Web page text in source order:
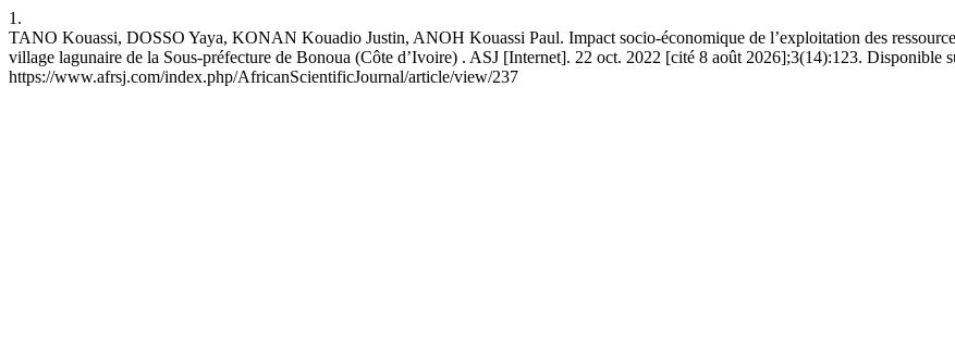
1.
TANO Kouassi, DOSSO Yaya, KONAN Kouadio Justin, ANOH Kouassi Paul. Impact socio-économique de l’exploitation des
village lagunaire de la Sous-préfecture de Bonoua (Côte d’Ivoire) . ASJ [Internet]. 22 oct. 2022 [cité 8 août 2026];3(14):123. Disponible
https://www.afrsj.com/index.php/AfricanScientificJournal/article/view/237